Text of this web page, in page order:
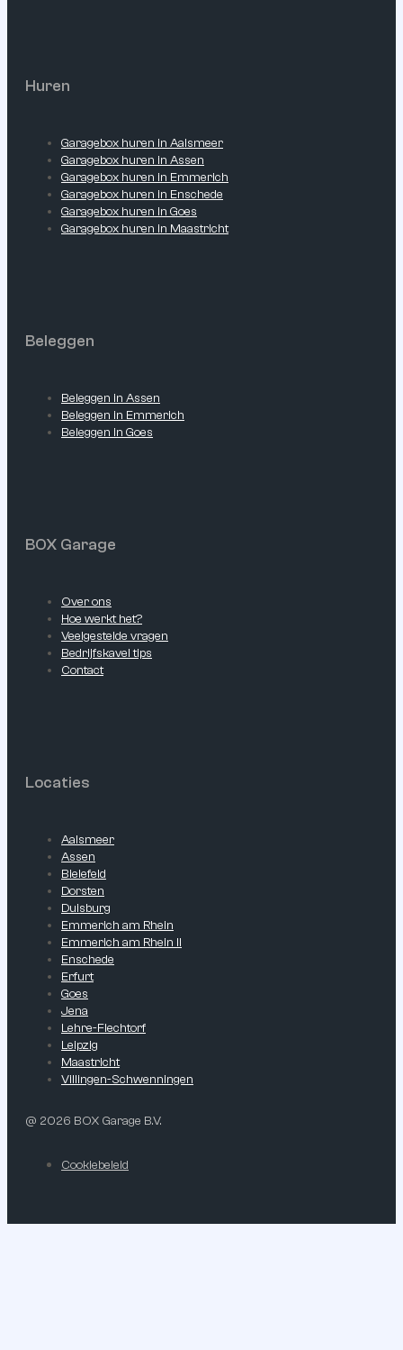
Huren
Garagebox huren in Aalsmeer
Garagebox huren in Assen
Garagebox huren in Emmerich
Garagebox huren in Enschede
Garagebox huren in Goes
Garagebox huren in Maastricht
Beleggen
Beleggen in Assen
Beleggen in Emmerich
Beleggen in Goes
BOX Garage
Over ons
Hoe werkt het?
Veelgestelde vragen
Bedrijfskavel tips
Contact
Locaties
Aalsmeer
Assen
Bielefeld
Dorsten
Duisburg
Emmerich am Rhein
Emmerich am Rhein II
Enschede
Erfurt
Goes
Jena
Lehre-Flechtorf
Leipzig
Maastricht
Villingen-Schwenningen
@ 2026 BOX Garage B.V.
Cookiebeleid